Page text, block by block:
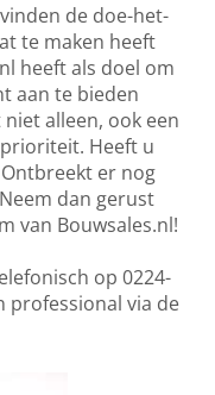
de doe-het-
te maken heeft
heeft als doel om
aan te bieden
alleen, ook een
Heeft u
er nog
dan gerust
van Bouwsales.nl!
op 0224-
professional via de